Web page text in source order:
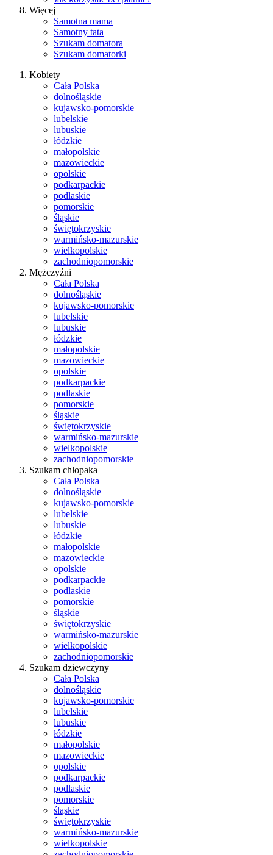
Więcej
Samotna mama
Samotny tata
Szukam domatora
Szukam domatorki
Kobiety
Cała Polska
dolnośląskie
kujawsko-pomorskie
lubelskie
lubuskie
łódzkie
małopolskie
mazowieckie
opolskie
podkarpackie
podlaskie
pomorskie
śląskie
świętokrzyskie
warmińsko-mazurskie
wielkopolskie
zachodniopomorskie
Mężczyźni
Cała Polska
dolnośląskie
kujawsko-pomorskie
lubelskie
lubuskie
łódzkie
małopolskie
mazowieckie
opolskie
podkarpackie
podlaskie
pomorskie
śląskie
świętokrzyskie
warmińsko-mazurskie
wielkopolskie
zachodniopomorskie
Szukam chłopaka
Cała Polska
dolnośląskie
kujawsko-pomorskie
lubelskie
lubuskie
łódzkie
małopolskie
mazowieckie
opolskie
podkarpackie
podlaskie
pomorskie
śląskie
świętokrzyskie
warmińsko-mazurskie
wielkopolskie
zachodniopomorskie
Szukam dziewczyny
Cała Polska
dolnośląskie
kujawsko-pomorskie
lubelskie
lubuskie
łódzkie
małopolskie
mazowieckie
opolskie
podkarpackie
podlaskie
pomorskie
śląskie
świętokrzyskie
warmińsko-mazurskie
wielkopolskie